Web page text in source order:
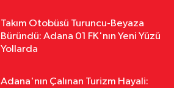
Özel
16:22TFFHGD'den Yeni Sezon
Takım Otobüsü Turuncu-Beyaza
Büründü: Adana 01 FK'nın Yeni Yüzü
Yollarda
Adana'nın Çalınan Turizm Hayali: